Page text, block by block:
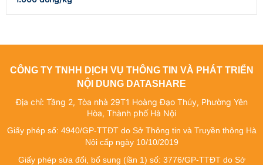
CÔNG TY TNHH DỊCH VỤ THÔNG TIN VÀ PHÁT TRIỂN
NỘI DUNG DATASHARE
Địa chỉ: Tầng 2, Tòa nhà 29T1 Hoàng Đạo Thúy, Phường Yên
Hòa, Thành phố Hà Nội
Giấy phép số: 4940/GP-TTĐT do Sở Thông tin và Truyền thông Hà
Nội cấp ngày 10/10/2019
Giấy phép sửa đổi, bổ sung (lần 1) số: 3776/GP-TTĐT do Sở